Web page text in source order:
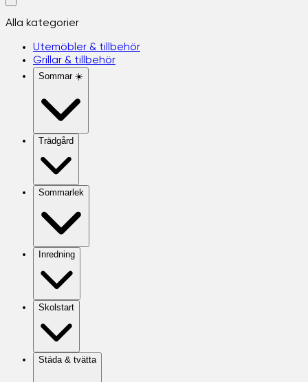
Alla kategorier
Utemöbler & tillbehör
Grillar & tillbehör
Sommar ☀️
Trädgård
Sommarlek
Inredning
Skolstart
Städa & tvätta